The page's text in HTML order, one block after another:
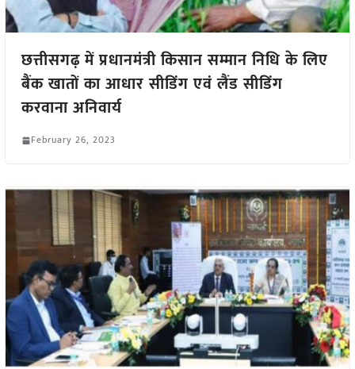
छत्तीसगढ़ में प्रधानमंत्री किसान सम्मान निधि के लिए
बैंक खातों का आधार सीडिंग एवं लैंड सीडिंग
करवाना अनिवार्य
February 26, 2023